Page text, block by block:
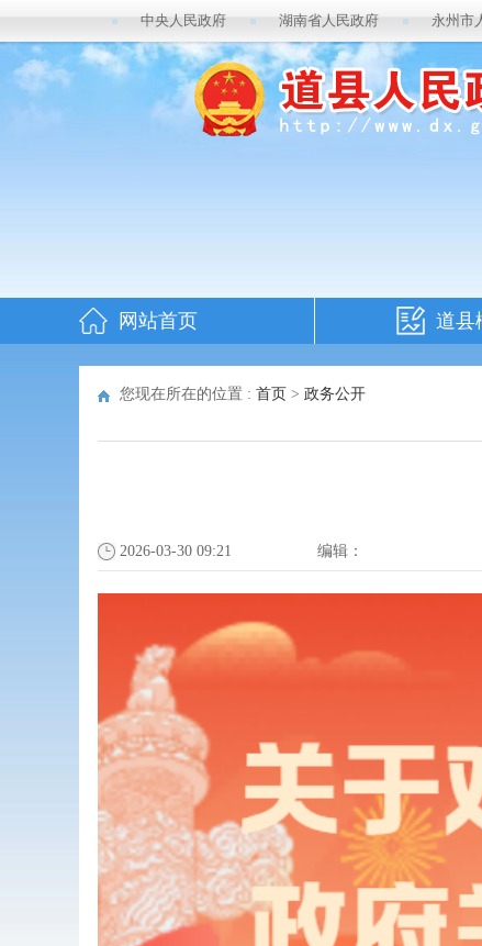
中央人民政府 湖南省人民政府 永州市
网站首页 道县
您现在所在的位置 : 首页 > 政务公开
2026-03-30 09:21 编辑：